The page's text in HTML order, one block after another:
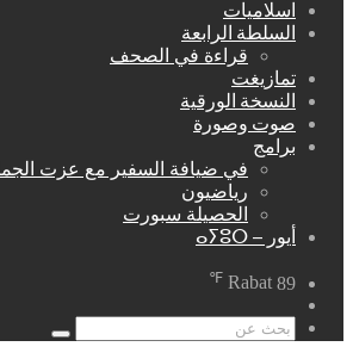
اسلاميات
السلطة الرابعة
قراءة في الصحف
تمازيغت
النسخة الورقية
صوت وصورة
برامج
في ضيافة السفير مع عزت
رياضيون
الحصيلة سبورت
أيور – ⴰⵢⵓⵔ
Rabat 89
℉
عشوائي
بحث